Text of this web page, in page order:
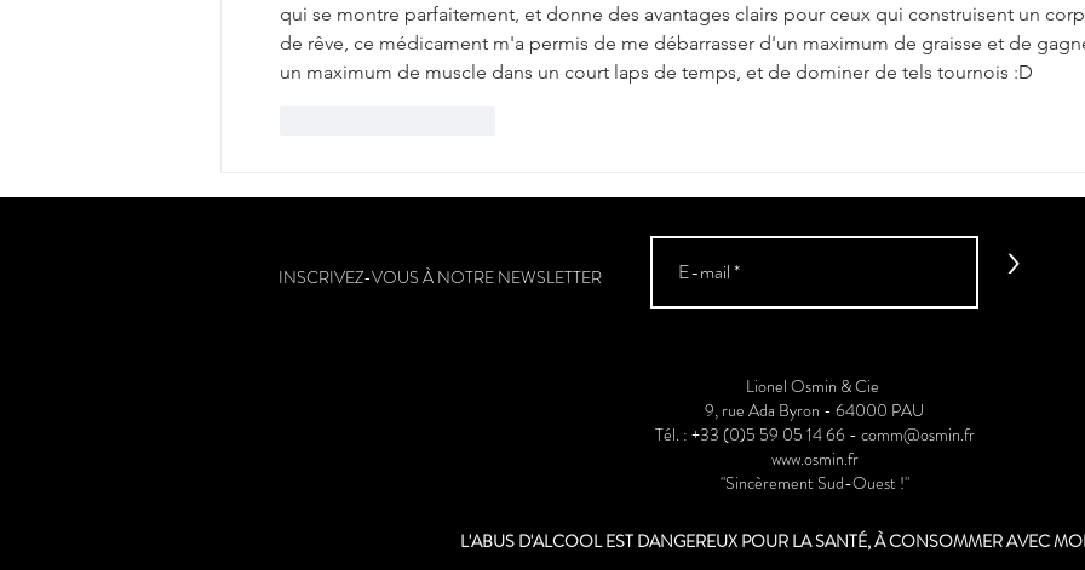
qui se montre parfaitement, et donne des avantages clairs pour ceux qui construisent un
de rêve, ce médicament m'a permis de me débarrasser d'un maximum de graisse et de
un maximum de muscle dans un court laps de temps, et de dominer de tels tournois :D
INSCRIVEZ-VOUS À NOTRE NEWSLETTER >
Lionel Osmin & Cie
9, rue Ada Byron - 64000 PAU
Tél. : +33 (0)5 59 05 14 66 - comm@osmin.fr
www.osmin.fr
"Sincèrement Sud-Ouest !"
L'ABUS D'ALCOOL EST DANGEREUX POUR LA SANTÉ, À CONSOMMER AVEC